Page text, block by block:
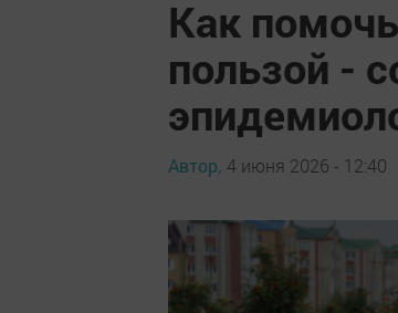
Как
пользой -
Автор, 4 июня 2026 - 12:40